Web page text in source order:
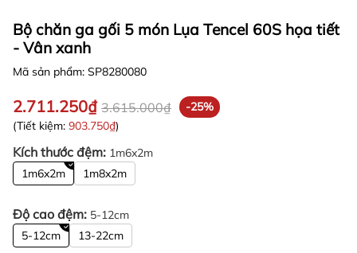
Bộ chăn ga gối 5 món Lụa Tencel 60S họa tiết
- Vân xanh
Mã sản phẩm: SP8280080
2.711.250₫ 3.615.000₫
-25%
(Tiết kiệm: 903.750₫)
Kích thước đệm: 1m6x2m
1m6x2m
1m8x2m
Độ cao đệm: 5-12cm
5-12cm
13-22cm